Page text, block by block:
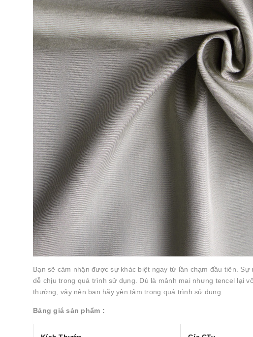
Bạn sẽ cảm nhận được sự khác biệt ngay từ lần chạm đầu tiên.
dễ chịu trong quá trình sử dụng. Dù là mảnh mai nhưng tencel lại
thường, vậy nên bạn hãy yên tâm trong quá trình sử dụng.
Bảng giá sản phẩm :